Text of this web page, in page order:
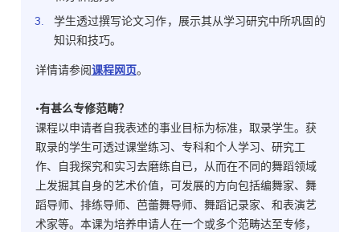
学生透过撰写论文习作，展示其从学习研究中所巩固的
知识和技巧。
详情请参阅课程网页。
•有甚么专修范畴？
课程以申请者自我表述的事业目标为标准，取录学生。获
取录的学生可透过课堂练习、专科和个人学习、研究工
作、自我探究和实习去磨练自已，从而在不同的舞蹈领域
上发掘其自身的艺术价值，可发展的方向包括编舞家、舞
蹈导师、排练导师、芭蕾舞导师、舞蹈记录家、和表演艺
术家等。本课为培养申请人在一个或多个范畴达至专修，